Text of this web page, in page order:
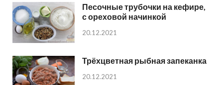
Песочные трубочки на кефире,
с ореховой начинкой
20.12.2021
Трёхцветная рыбная запеканка
20.12.2021